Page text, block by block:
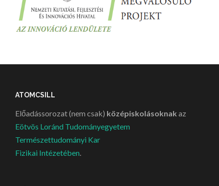
ATOMCSILL
Előadássorozat (nem csak) középiskolásoknak az
Eötvös Loránd Tudományegyetem
Természettudományi Kar
Fizikai Intézetében